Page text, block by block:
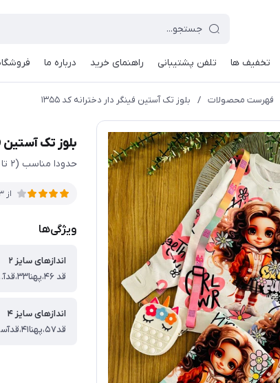
تخفیف ها تلفن پشتیبانی راهنمای خرید درباره ما
فهرست محصولات / بلوز تک آستین فینگر دار دخترانه کد ۱۳۵۵
بلوز تک آستین
حدودا مناسب (۲ تا ۱۰) به علت متفاوت بودن قواره تولیدی ها حتمی اندازها چک شود
از 3 نظر
ویژگی‌ها
اندازهای سایز ۲
قد
اندازهای سایز ۴